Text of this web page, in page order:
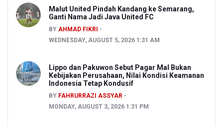
Malut United Pindah Kandang ke Semarang,
Ganti Nama Jadi Java United FC
BY AHMAD FIKRI
WEDNESDAY, AUGUST 5, 2026 1:31 AM
Lippo dan Pakuwon Sebut Pagar Mal Bukan
Kebijakan Perusahaan, Nilai Kondisi Keamanan
Indonesia Tetap Kondusif
BY FAHRURRAZI ASSYAR
MONDAY, AUGUST 3, 2026 1:31 PM